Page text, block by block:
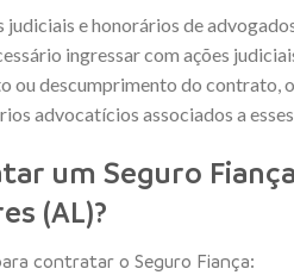
e honorários de
ingressar com ações
ou descumprimento do contrato,
advocatícios associados a
um Seguro
(AL)?
contratar o Seguro Fiança: